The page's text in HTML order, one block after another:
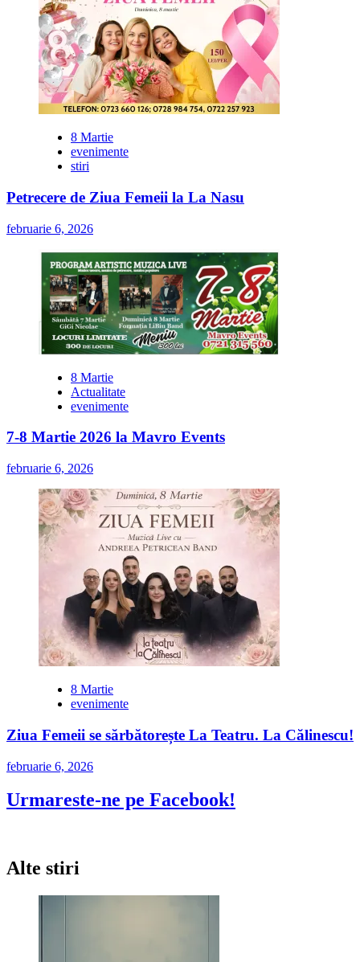
8 Martie
evenimente
stiri
Petrecere de Ziua Femeii la La Nasu
februarie 6, 2026
8 Martie
Actualitate
evenimente
7-8 Martie 2026 la Mavro Events
februarie 6, 2026
8 Martie
evenimente
Ziua Femeii se sărbătorește La Teatru. La Călinescu!
februarie 6, 2026
Urmareste-ne pe Facebook!
Alte stiri